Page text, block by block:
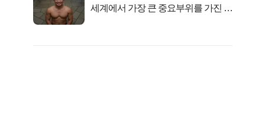
세계에서 가장 큰 중요부위를 가진 남